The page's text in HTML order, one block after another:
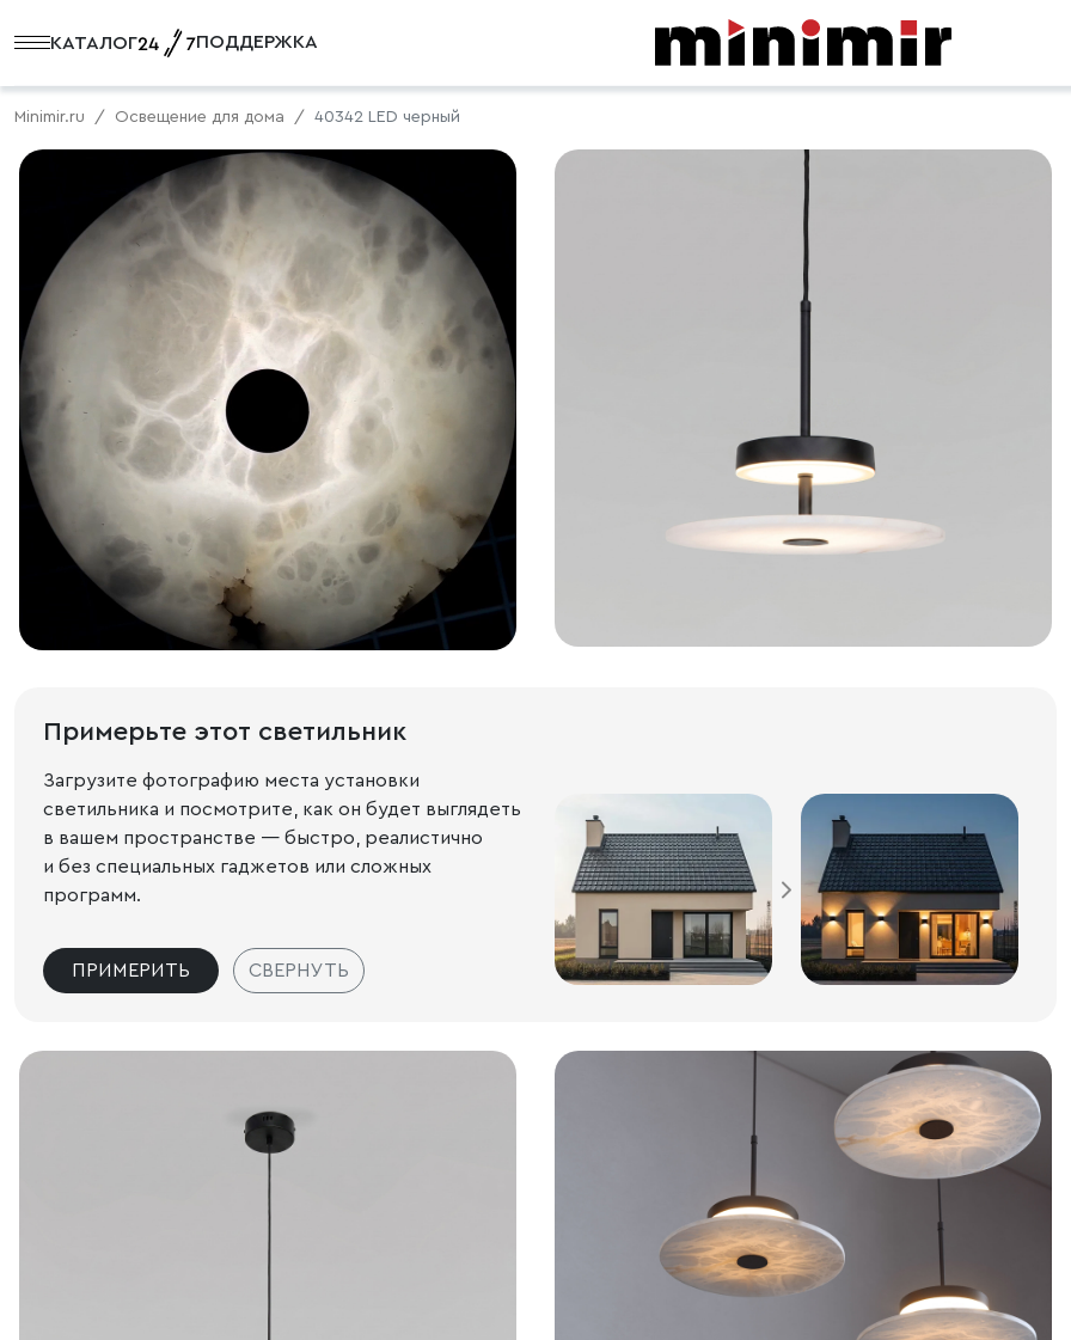
КАТАЛОГ ПОДДЕРЖКА
Minimir.ru Освещение для дома 40342 LED черный
Примерьте этот светильник
Загрузите фотографию места установки
светильника и посмотрите, как он будет выглядеть
в вашем пространстве — быстро, реалистично
и без специальных гаджетов или сложных
программ.
ПРИМЕРИТЬ СВЕРНУТЬ